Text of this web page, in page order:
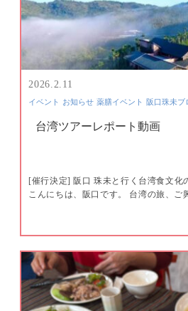
2026.2.11
イベント お知らせ 薬膳イベント 阪口珠未ブ
台湾ツアーレポート動画
[催行決定] 阪口 珠未と行く台湾食文化
こんにちは、阪口です。 台湾の旅、ご